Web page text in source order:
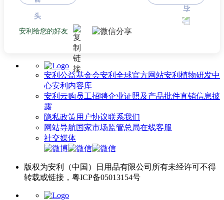
安利给您的好友
安利公益基金会安利全球官方网站安利植物研发中
心安利内容库
安利云购 员工招聘企业证照及产品批件直销信息披
露
隐私政策用户协议联系我们
网站导航国家市场监管总局在线客服
社交媒体
版权为安利（中国）日用品有限公司所有未经许可不得
转载或链接，粤ICP备05013154号